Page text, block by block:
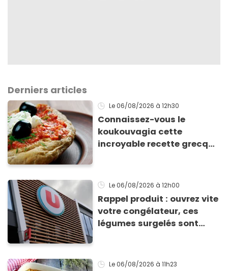
Derniers articles
Le 06/08/2026 à 12h30
Connaissez-vous le
koukouvagia cette
incroyable recette grecque
Le 06/08/2026 à 12h00
Rappel produit : ouvrez vite
votre congélateur, ces
légumes surgelés sont
Le 06/08/2026 à 11h23